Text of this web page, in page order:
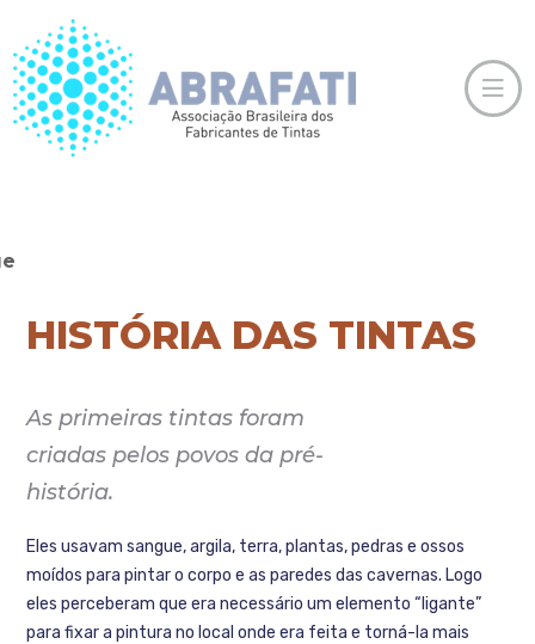
HISTÓRIA DAS TINTAS
As primeiras tintas foram
criadas pelos povos da pré-
história.
Eles usavam sangue, argila, terra, plantas, pedras e ossos
moídos para pintar o corpo e as paredes das cavernas. Logo
eles perceberam que era necessário um elemento “ligante”
para fixar a pintura no local onde era feita e torná-la mais